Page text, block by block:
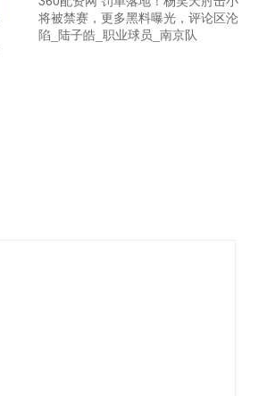
将被禁赛，更多黑料曝光，评论区沦
陷_陆子皓_职业球员_南京队